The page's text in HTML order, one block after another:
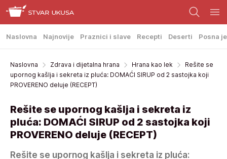
Naslovna Najnovije Praznici i slave Recepti Deserti Posna
Naslovna Zdrava i dijetalna hrana Hrana kao lek
Rešite se
upornog kašlja i sekreta iz pluća: DOMAĆI SIRUP od 2 sastojka koji
PROVERENO deluje (RECEPT)
Rešite se upornog kašlja i sekreta iz
pluća: DOMAĆI SIRUP od 2 sastojka koji
PROVERENO deluje (RECEPT)
Rešite se upornog kašlja i sekreta iz pluća: